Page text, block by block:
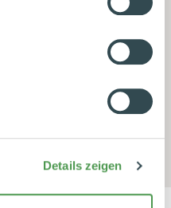
zu Cookies finden
Details zeigen